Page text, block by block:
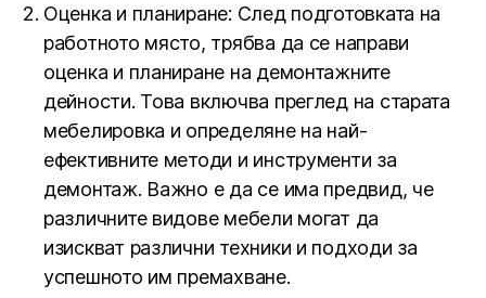
Оценка и планиране: След подготовката на
работното място, трябва да се направи
оценка и планиране на демонтажните
дейности. Това включва преглед на старата
мебелировка и определяне на най-
ефективните методи и инструменти за
демонтаж. Важно е да се има предвид, че
различните видове мебели могат да
изискват различни техники и подходи за
успешното им премахване.